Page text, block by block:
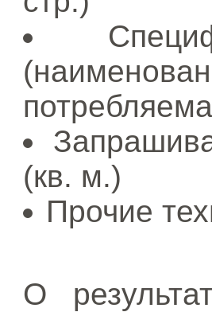
(кв. м.)
Прочие
О